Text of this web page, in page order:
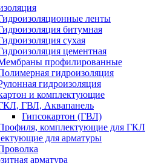
ленты
битумная
сухая
цементная
профилированные
гидроизоляция
гидроизоляция
и комплектующие
ГВЛ, Аквапанель
Гипсокартон (ГВЛ)
комплектующие для ГКЛ
для арматуры
арматура